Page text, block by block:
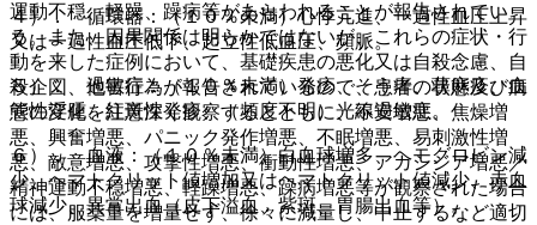
運動不穏、軽躁、躁病等があらわれることが報告されてい
る。また、因果関係は明らかではないが、これらの症状・行
動を来した症例において、基礎疾患の悪化又は自殺念慮、自
殺企図、他害行為が報告されているので、患者の状態及び病
態の変化を注意深く観察するとともに、不安増悪、焦燥増
悪、興奮増悪、パニック発作増悪、不眠増悪、易刺激性増
悪、敵意増悪、攻撃性増悪、衝動性増悪、アカシジア増悪／
精神運動不穏増悪、軽躁増悪、躁病増悪等が観察された場合
には、服薬量を増量せず、徐々に減量し、中止するなど適切
４）． 循環器：（１０％未満）心悸亢進、一過性血圧上昇
又は一過性血圧低下、起立性低血圧、頻脈。
５）． 過敏症：（１０％未満）発疹、そう痒、蕁麻疹、血
管性浮腫、紅斑性発疹、（頻度不明）光線過敏症。
６）． 血液：（１０％未満）白血球増多、ヘモグロビン減
少、ヘマトクリット値増加又はヘマトクリット値減少、赤血
球減少、異常出血（皮下溢血、紫斑、胃腸出血等）。